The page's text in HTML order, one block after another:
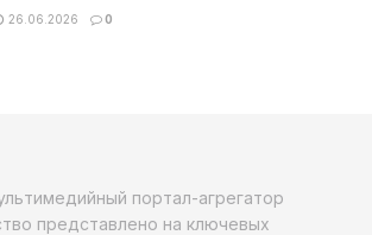
26.06.2026 0
портал-агрегатор
представлено на ключевых